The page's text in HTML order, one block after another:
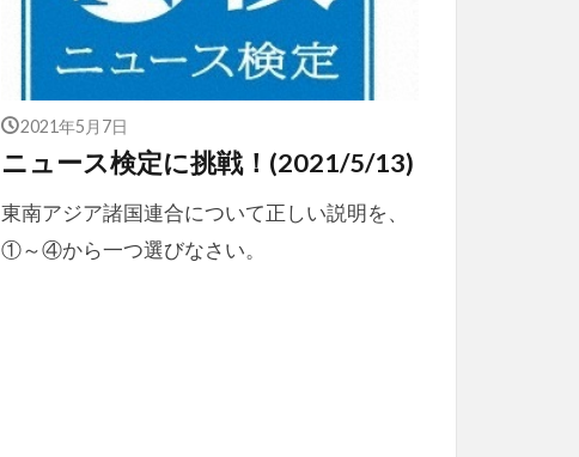
2021年5月7日
ニュース検定に挑戦！(2021/5/13)
東南アジア諸国連合について正しい説明を、
①～④から一つ選びなさい。